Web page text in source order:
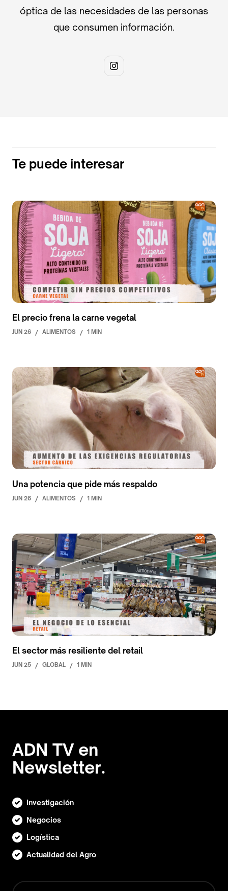
óptica de las necesidades de las personas
que consumen información.
Te puede interesar
El precio frena la carne vegetal
JUN 26 / ALIMENTOS / 1 MIN
Una potencia que pide más respaldo
JUN 26 / ALIMENTOS / 1 MIN
El sector más resiliente del retail
JUN 25 / GLOBAL / 1 MIN
ADN TV en
Newsletter.
Investigación
Negocios
Logística
Actualidad del Agro